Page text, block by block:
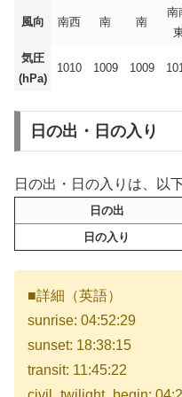
風向 南西 南 南
南
気圧
(hPa)
1010 1009 1009
日の出・日の入り
日の出・日の入りは、以
日の出
日の入り
■詳細（英語）
sunrise: 04:52:29
sunset: 18:38:15
transit: 11:45:22